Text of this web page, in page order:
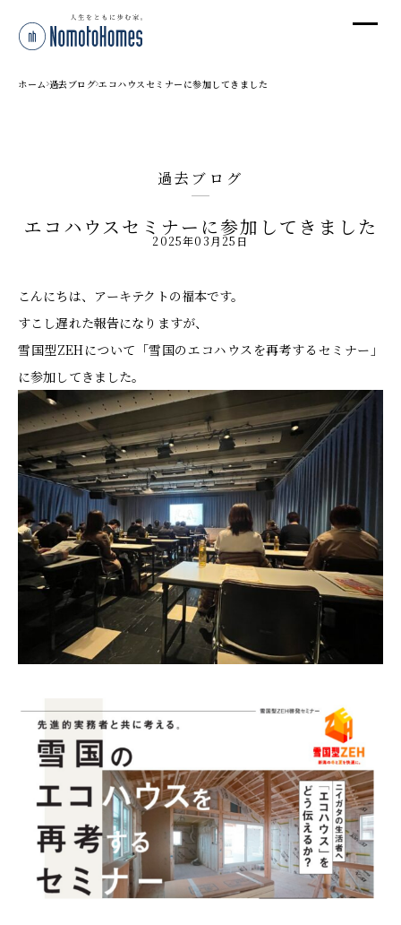
ホーム 過去ブログ エコハウスセミナーに参加してきました
過去ブログ
エコハウスセミナーに参加してきました
2025年03月25日
こんにちは、アーキテクトの福本です。
すこし遅れた報告になりますが、
雪国型ZEHについて「雪国のエコハウスを再考するセミナー」
に参加してきました。